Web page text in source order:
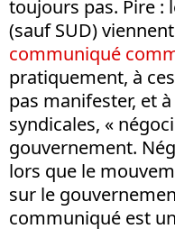
toujours pas. Pire :
(sauf SUD)
communiqué
pratiquement, à
pas manifester, et
syndicales, «
gouvernement.
lors que le
sur le
communiqué est